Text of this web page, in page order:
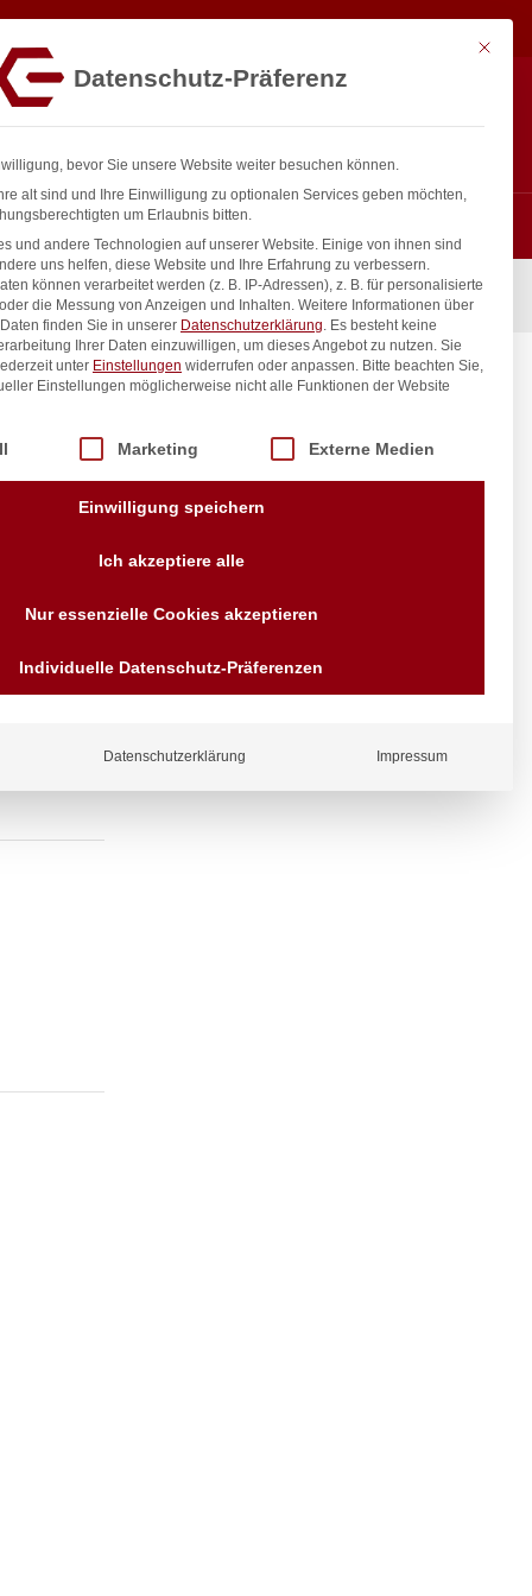
3/4″
inkl. / exkl. MwSt.
Anfragen
Wir sind seit über 40 Jahren
für Sie da
Vorrauskasse Paypal,
Kreditkarte, Direkt
€ exkl. MwSt. In den Warenkorb
Mit
Datenschutz-Präferenz
bevor Sie unsere Website weiter besuchen können.
alt sind und Ihre Einwilligung zu optionalen Services geben möchten,
um Erlaubnis bitten.
und andere Technologien auf unserer Website. Einige von ihnen sind
uns helfen, diese Website und Ihre Erfahrung zu verbessern.
können verarbeitet werden (z. B. IP-Adressen), z. B. für personalisierte
die Messung von Anzeigen und Inhalten. Weitere Informationen über
finden Sie in unserer Datenschutzerklärung. Es besteht keine
Ihrer Daten einzuwilligen, um dieses Angebot zu nutzen. Sie
unter Einstellungen widerrufen oder anpassen. Bitte beachten Sie,
Einstellungen möglicherweise nicht alle Funktionen der Website
Service-Gruppen, für die eine Einwilligung erteilt werden kann.
Marketing Externe Medien
Einwilligung speichern
Ich akzeptiere alle
Nur essenzielle Cookies akzeptieren
Individuelle Datenschutz-Präferenzen
Datenschutzerklärung Impressum